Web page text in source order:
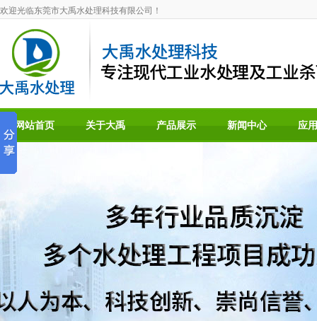
欢迎光临东莞市大禹水处理科技有限公司！
网站首页 关于大禹 产品展示 新闻中心 应